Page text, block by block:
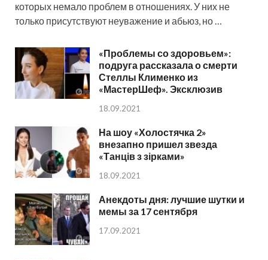
которых немало проблем в отношениях. У них не
только присутствуют неуважение и абьюз, но …
«Проблемы со здоровьем»:
подруга рассказала о смерти
Стеллы Клименко из
«МастерШеф». Эксклюзив
18.09.2021
На шоу «Холостячка 2»
внезапно пришел звезда
«Танців з зірками»
18.09.2021
Анекдоты дня: лучшие шутки и
мемы за 17 сентября
17.09.2021